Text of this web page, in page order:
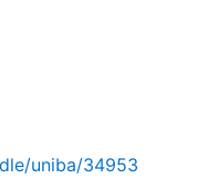
uniba/34953